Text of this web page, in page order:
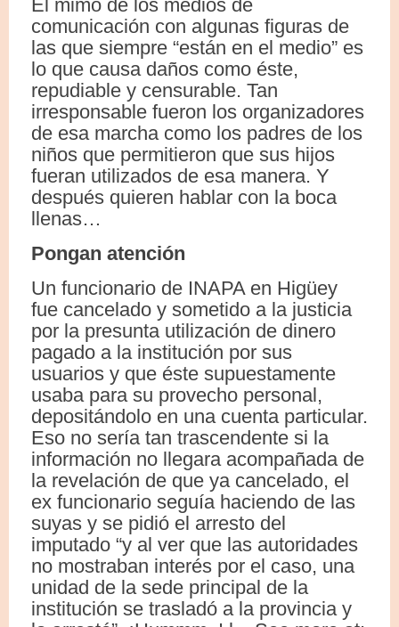
El mimo de los medios de
comunicación con algunas figuras de
las que siempre “están en el medio” es
lo que causa daños como éste,
repudiable y censurable. Tan
irresponsable fueron los organizadores
de esa marcha como los padres de los
niños que permitieron que sus hijos
fueran utilizados de esa manera. Y
después quieren hablar con la boca
llenas…
Pongan atención
Un funcionario de INAPA en Higüey
fue cancelado y sometido a la justicia
por la presunta utilización de dinero
pagado a la institución por sus
usuarios y que éste supuestamente
usaba para su provecho personal,
depositándolo en una cuenta particular.
Eso no sería tan trascendente si la
información no llegara acompañada de
la revelación de que ya cancelado, el
ex funcionario seguía haciendo de las
suyas y se pidió el arresto del
imputado “y al ver que las autoridades
no mostraban interés por el caso, una
unidad de la sede principal de la
institución se trasladó a la provincia y